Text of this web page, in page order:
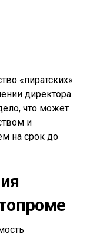
«пиратских»
директора
что может
и
на срок до